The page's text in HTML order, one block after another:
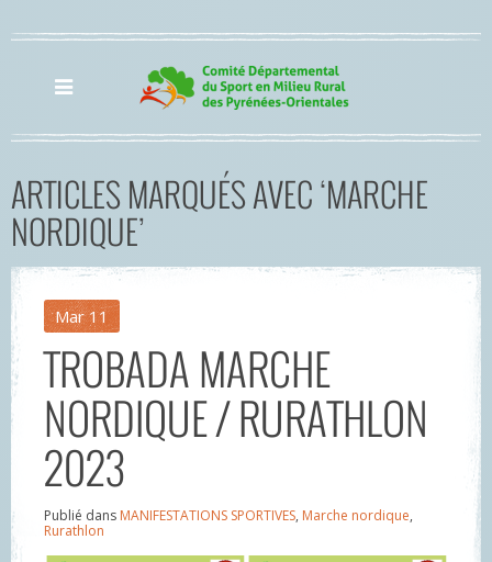
ARTICLES MARQUÉS AVEC ‘MARCHE
NORDIQUE’
Mar 11
TROBADA MARCHE
NORDIQUE / RURATHLON
2023
Publié dans MANIFESTATIONS SPORTIVES, Marche nordique,
Rurathlon